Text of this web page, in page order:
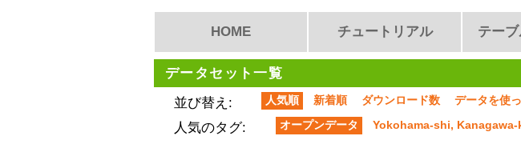
HOME チュートリアル テー
データセット一覧
並び替え: 人気順 新着順 ダウンロード数 データを使
人気のタグ: オープンデータ Yokohama-shi, Kanagawa-